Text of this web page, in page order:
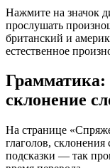
Нажмите на значок
прослушать
британский и
естественное
Грамматика:
склонение
На странице
глаголов,
подсказки — так